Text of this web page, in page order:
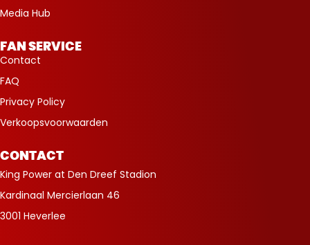
Media Hub
FAN SERVICE
Contact
FAQ
Privacy Policy
Verkoopsvoorwaarden
CONTACT
King Power at Den Dreef Stadion
Kardinaal Mercierlaan 46
3001 Heverlee